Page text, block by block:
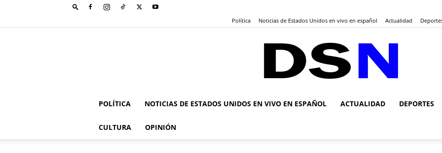
Política Noticias de Estados Unidos en vivo en español Actualidad
POLÍTICA NOTICIAS DE ESTADOS UNIDOS EN VIVO EN ESPAÑOL ACTUALIDAD DEPORTES
CULTURA OPINIÓN